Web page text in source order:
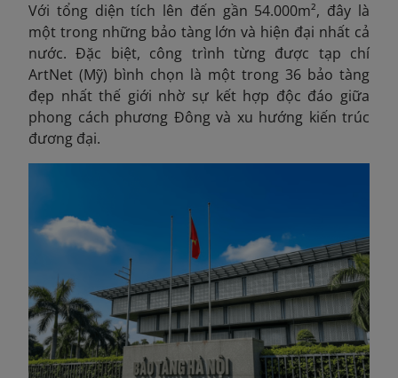
Với tổng diện tích lên đến gần 54.000m², đây là
một trong những bảo tàng lớn và hiện đại nhất cả
nước. Đặc biệt, công trình từng được tạp chí
ArtNet (Mỹ) bình chọn là một trong 36 bảo tàng
đẹp nhất thế giới nhờ sự kết hợp độc đáo giữa
phong cách phương Đông và xu hướng kiến trúc
đương đại.